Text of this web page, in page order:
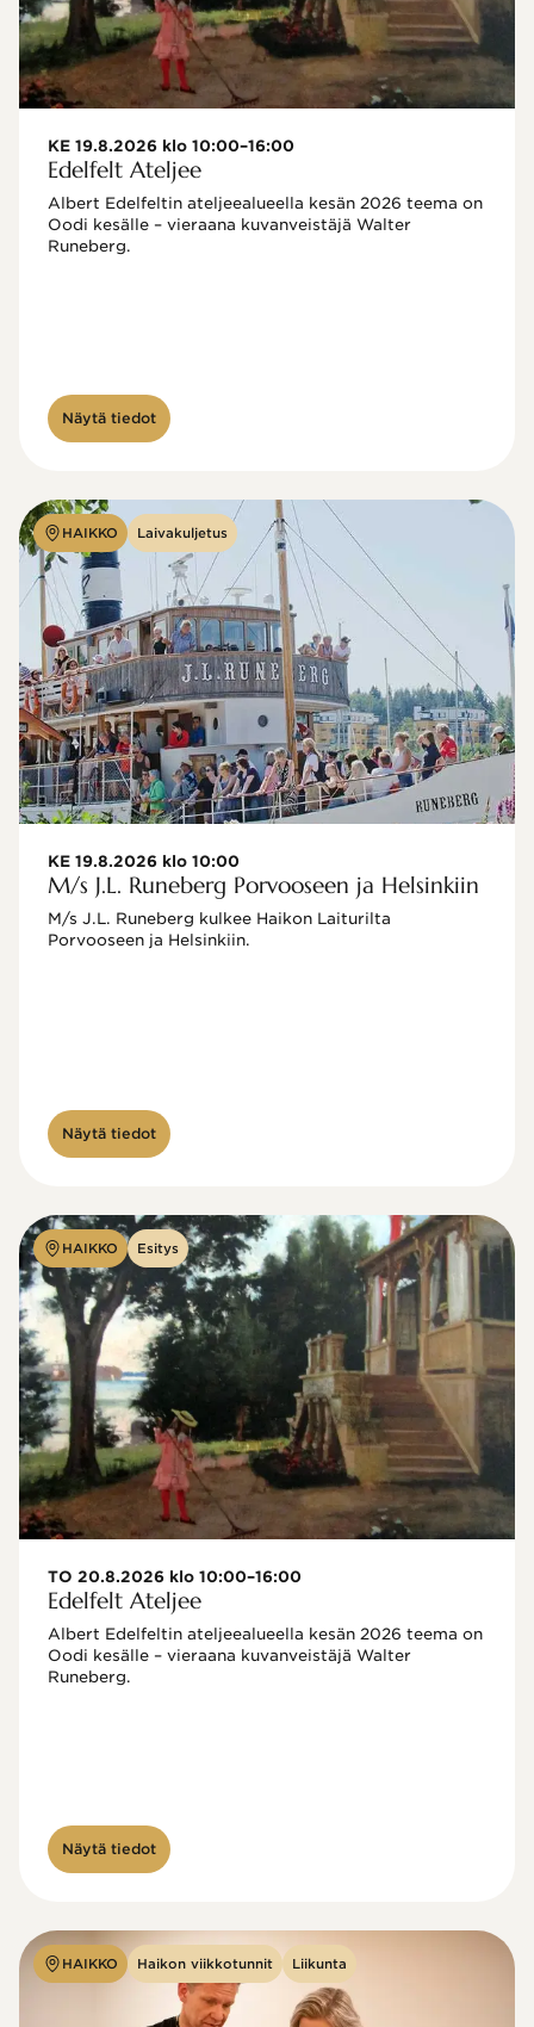
KE 19.8.2026 klo 10:00–16:00
Edelfelt Ateljee
Albert Edelfeltin ateljeealueella kesän 2026 teema on
Oodi kesälle – vieraana kuvanveistäjä Walter
Näytä tiedot
HAIKKO Laivakuljetus
KE 19.8.2026 klo 10:00
M/s J.L. Runeberg Porvooseen ja Helsinkiin
M/s J.L. Runeberg kulkee Haikon Laiturilta
Porvooseen ja Helsinkiin.
Näytä tiedot
HAIKKO Esitys
TO 20.8.2026 klo 10:00–16:00
Edelfelt Ateljee
Albert Edelfeltin ateljeealueella kesän 2026 teema on
Oodi kesälle – vieraana kuvanveistäjä Walter
Näytä tiedot
HAIKKO Haikon viikkotunnit Liikunta